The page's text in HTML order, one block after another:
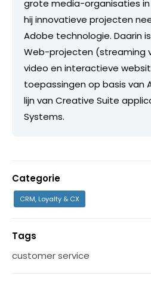
grote media-organisaties
hij innovatieve projecten
Adobe technologie. Daarin
Web-projecten (streaming
video en interactieve
toepassingen op basis van
lijn van Creative Suite
Systems.
Categorie
CRM, Loyalty & CX
Tags
customer service